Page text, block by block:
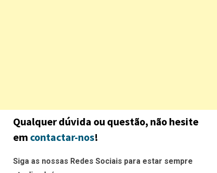
Qualquer dúvida ou questão, não hesite
em contactar-nos!
Siga as nossas Redes Sociais para estar sempre